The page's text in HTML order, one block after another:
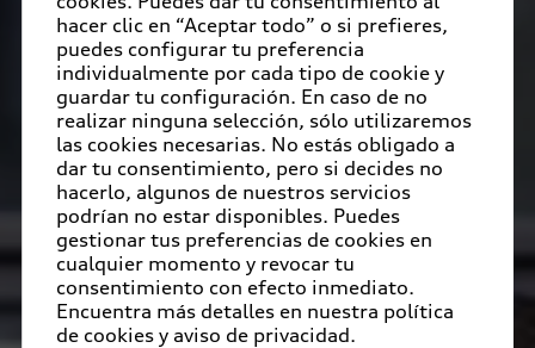
hacer clic en “Aceptar todo” o si prefieres,
puedes configurar tu preferencia
individualmente por cada tipo de cookie y
guardar tu configuración. En caso de no
realizar ninguna selección, sólo utilizaremos
las cookies necesarias. No estás obligado a
dar tu consentimiento, pero si decides no
hacerlo, algunos de nuestros servicios
podrían no estar disponibles. Puedes
gestionar tus preferencias de cookies en
cualquier momento y revocar tu
consentimiento con efecto inmediato.
Encuentra más detalles en nuestra política
de cookies y aviso de privacidad.